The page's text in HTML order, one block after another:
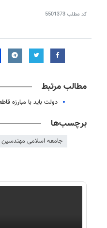
کد مطلب5501373
مطالب مرتبط
دولت باید با مبارزه
برچسب‌ها
جامعه اسلامی مهندسین